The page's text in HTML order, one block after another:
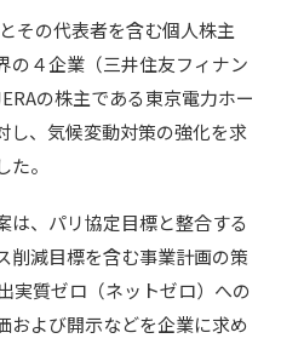
その代表者を含む個人株主
の４企業（三井住友フィナン
の株主である東京電力ホー
し、気候変動対策の強化を求
。
は、パリ協定目標と整合する
削減目標を含む事業計画の策
実質ゼロ（ネットゼロ）への
および開示などを企業に求め